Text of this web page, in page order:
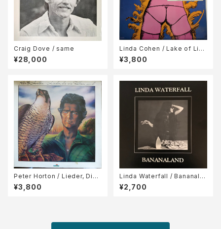
Craig Dove / same
¥28,000
Linda Cohen / Lake of Ligh
t
¥3,800
Peter Horton / Lieder, Die
Wie Falken Sind
¥3,800
Linda Waterfall / Bananala
nd
¥2,700